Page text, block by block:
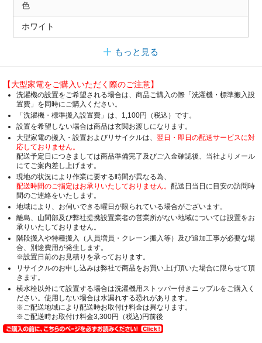
色
ホワイト
もっと見る
【大型家電をご購入いただく際のご注意】
洗濯機の設置をご希望される場合は、商品ご購入の際「洗濯機・標準搬入設
置費」を同時にご購入ください。
「洗濯機・標準搬入設置費」は、1,100円（税込）です。
設置を希望しない場合は商品は玄関お渡しになります。
大型家電の搬入・設置およびリサイクルは、 翌日・即日の配送サービスに対
応しておりません。
配送予定日につきましては商品準備完了及びご入金確認後、当社よりメール
にてご案内差し上げます。
現地の状況により作業に要する時間が異なる為、
配送時間のご指定はお承りいたしておりません。 配送日当日に目安の訪問時
間のご連絡をいたします。
地域により、お伺いできる曜日が限られている場合がございます。
離島、山間部及び弊社提携設置業者の営業所がない地域については設置をお
承りいたしておりません。
階段搬入や特種搬入（人員増員・クレーン搬入等）及び追加工事が必要な場
合、別途費用が発生します。
※設置日前のお見積りを承っております。
リサイクルのお申し込みは弊社で商品をお買い上げ頂いた場合に限らせて頂
きます。
横水栓以外にて設置する場合は洗濯機用ストッパー付きニップルをご購入く
ださい。使用しない場合は水漏れする恐れがあります。
※ご配送地域により配送時お取付け料金は異なります。
※ご配送時お取付け料金3,300円（税込)円前後